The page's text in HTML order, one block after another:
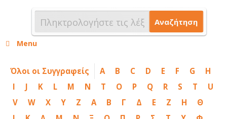
Αναζήτηση
Menu
Όλοι οι Συγγραφείς A B C D E F G
H
I
J K L M N T O P Q R S T
U
V
W X Y Z Α Β Γ Δ Ε Ζ Η
Θ